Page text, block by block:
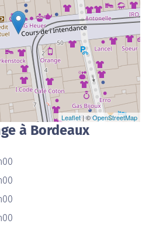
Leaflet| ©OpenStreetMap
à Bordeaux